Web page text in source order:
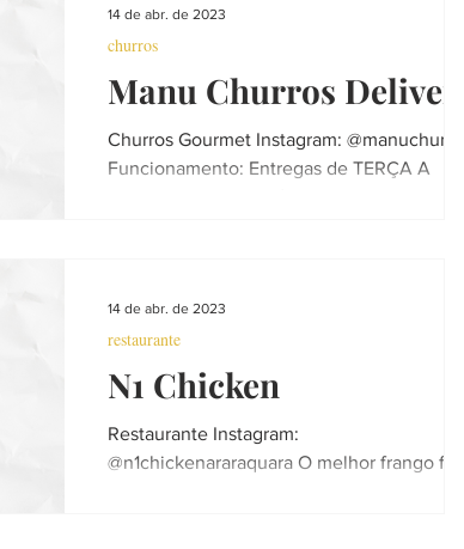
sobremesa loja colaborativa
culinária internacional árabe
churrasco decoração
Manu Churros Delivery
Churros Gourmet Instagram: @manuchurros
Funcionamento: Entregas de TERÇA A
churros
14 de abr. de 2023
N1 Chicken
Restaurante Instagram:
@n1chickenararaquara O melhor frango frito
restaurante
14 de abr. de 2023